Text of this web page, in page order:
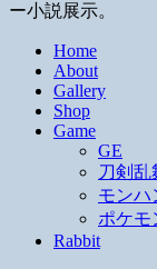
ー小説展示。
Home
About
Gallery
Shop
Game
GE
刀剣乱
モンハ
ポケモ
Rabbit